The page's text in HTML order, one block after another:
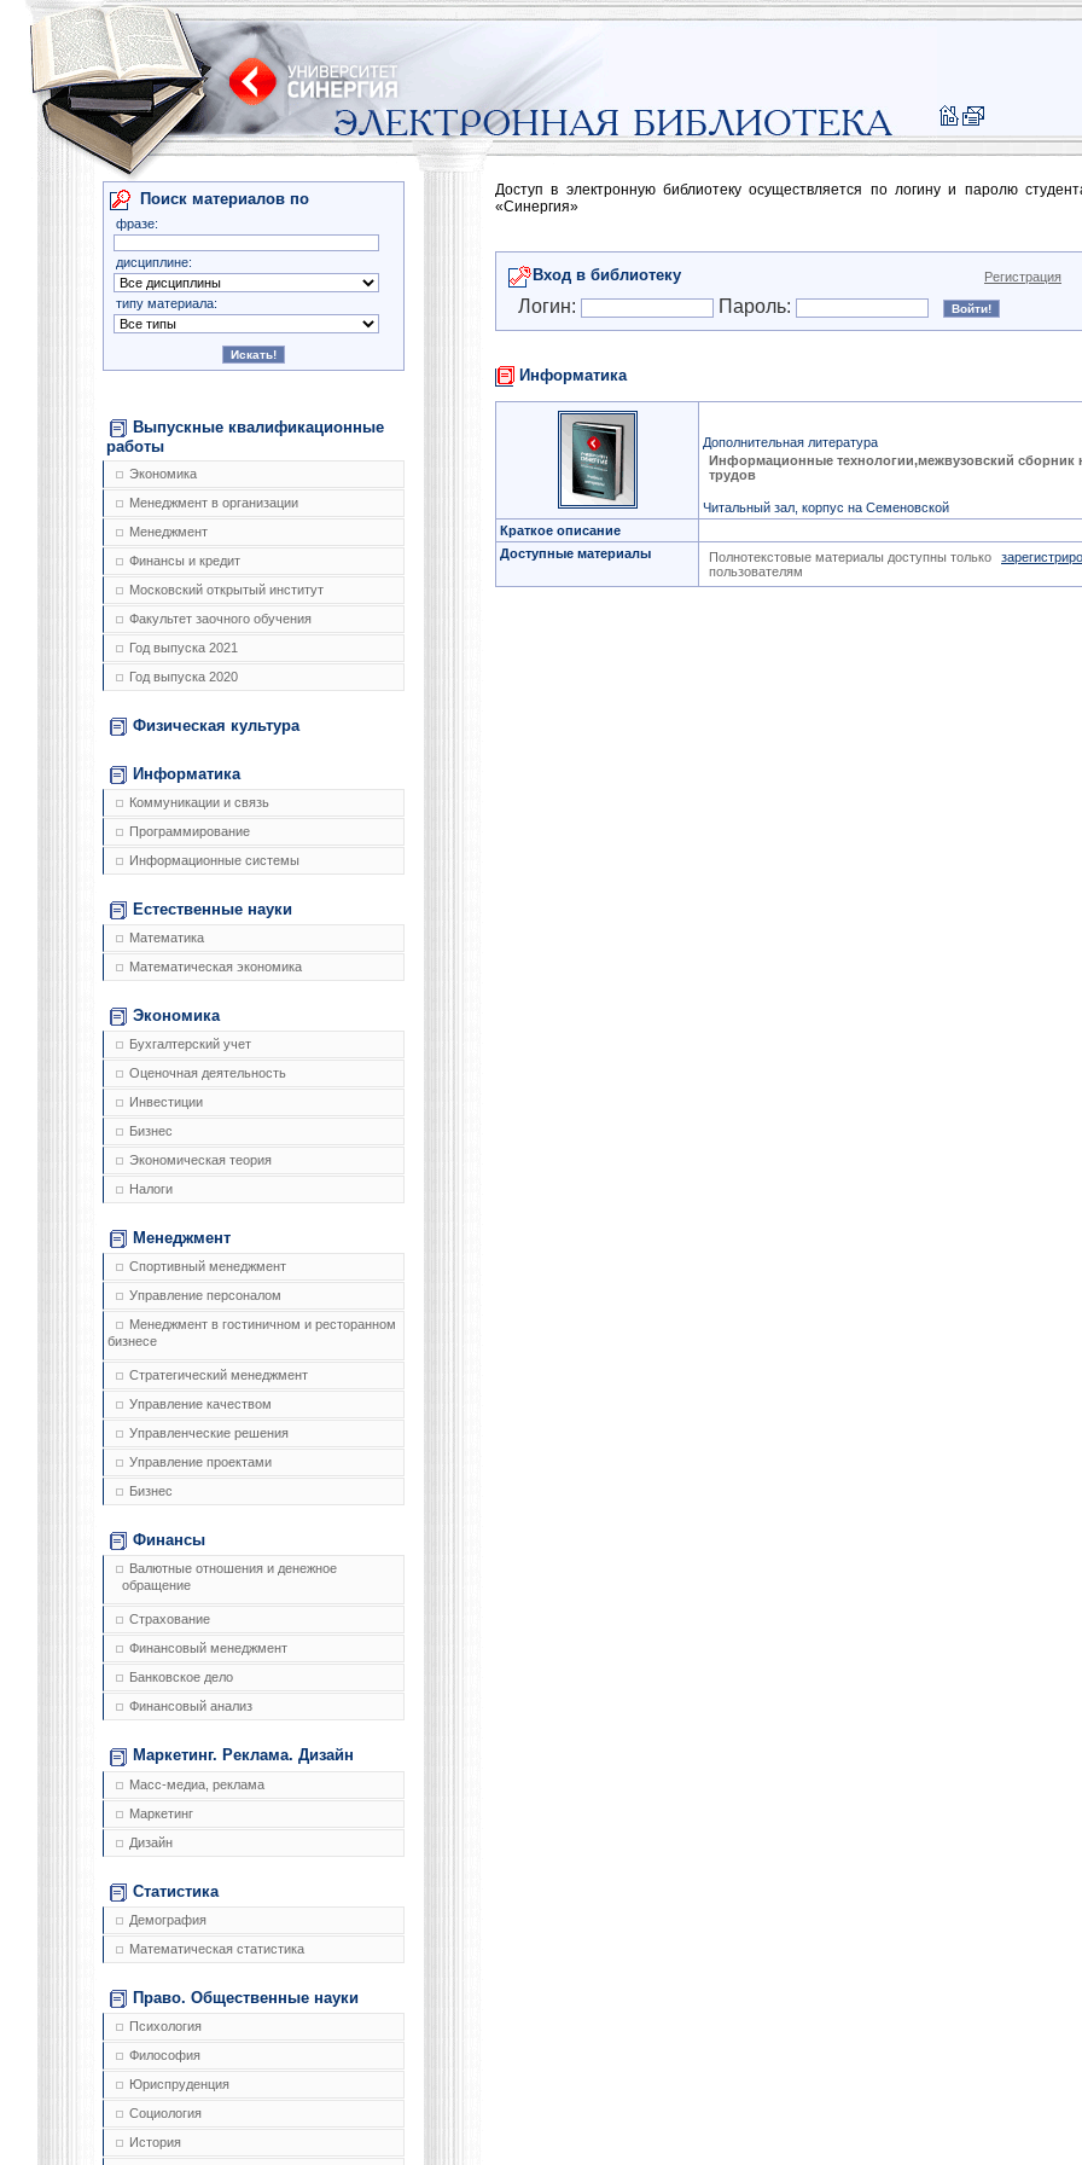
Поиск материалов по
фразе:
дисциплине:
типу материала:
Выпускные квалификационные
работы
Экономика
Менеджмент в организации
Менеджмент
Финансы и кредит
Московский открытый институт
Факультет заочного обучения
Год выпуска 2021
Год выпуска 2020
Физическая культура
Информатика
Коммуникации и связь
Программирование
Информационные системы
Естественные науки
Математика
Математическая экономика
Экономика
Бухгалтерский учет
Оценочная деятельность
Инвестиции
Бизнес
Экономическая теория
Налоги
Менеджмент
Спортивный менеджмент
Управление персоналом
Менеджмент в гостиничном и ресторанном
бизнесе
Стратегический менеджмент
Управление качеством
Управленческие решения
Управление проектами
Бизнес
Финансы
Валютные отношения и денежное
обращение
Страхование
Финансовый менеджмент
Банковское дело
Финансовый анализ
Маркетинг. Реклама. Дизайн
Масс-медиа, реклама
Маркетинг
Дизайн
Статистика
Демография
Математическая статистика
Право. Общественные науки
Психология
Философия
Юриспруденция
Социология
История
Доступ в электронную библиотеку осуществляется по логину и паролю
«Синергия»
Вход в библиотеку Регистрация
Логин: Пароль:
Информатика
Дополнительная литература
Информационные технологии,межвузовский сборник
трудов
Читальный зал, корпус на Семеновской
Краткое описание
Доступные материалы
Полнотекстовые материалы доступны только
пользователям